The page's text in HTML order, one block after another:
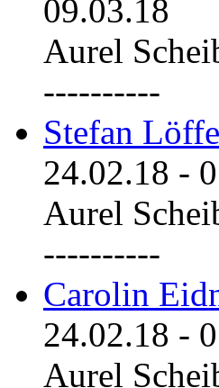
09.03.18
Aurel
----------
Stefan
24.02.18 -
Aurel
----------
Carolin
24.02.18 -
Aurel